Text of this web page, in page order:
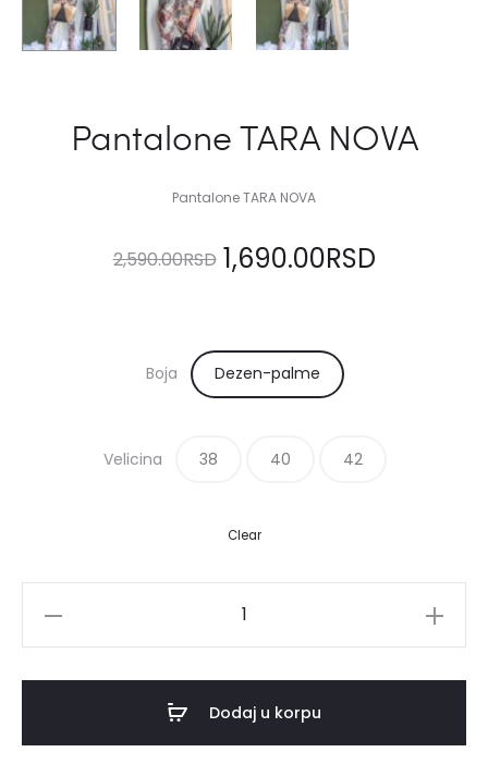
Pantalone TARA NOVA
Pantalone TARA NOVA
2,590.00RSD Originalna
je
2,590.00RSD.
1,690.00RSD
Boja Dezen-palme
Velicina 38 40 42
Clear
Dodaj u korpu